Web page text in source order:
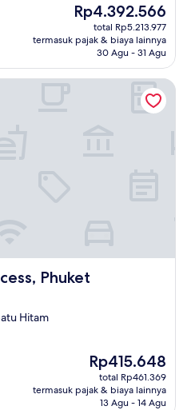
Harga
sekarang
Rp4.392.566
Rp4.392.566
total Rp5.213.977
termasuk pajak & biaya lainnya
30 Agu - 31 Agu
Phuket
Hitam
Harga
sekarang
Rp415.648
Rp415.648
total Rp461.369
termasuk pajak & biaya lainnya
13 Agu - 14 Agu